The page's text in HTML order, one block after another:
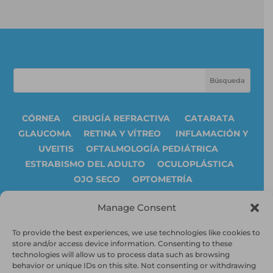
Manage Consent
To provide the best experiences, we use technologies like cookies to
store and/or access device information. Consenting to these
technologies will allow us to process data such as browsing
behavior or unique IDs on this site. Not consenting or withdrawing
CÓRNEA CIRUGÍA REFRACTIVA
CATARATA
GLAUCOMA
RETINA Y VÍTREO
INFLAMACIÓN Y
UVEITIS
OFTALMOLOGÍA PEDIÁTRICA
ESTRABISMO DEL ADULTO
OCULOPLÁSTICA
OJO SECO
OPTOMETRÍA